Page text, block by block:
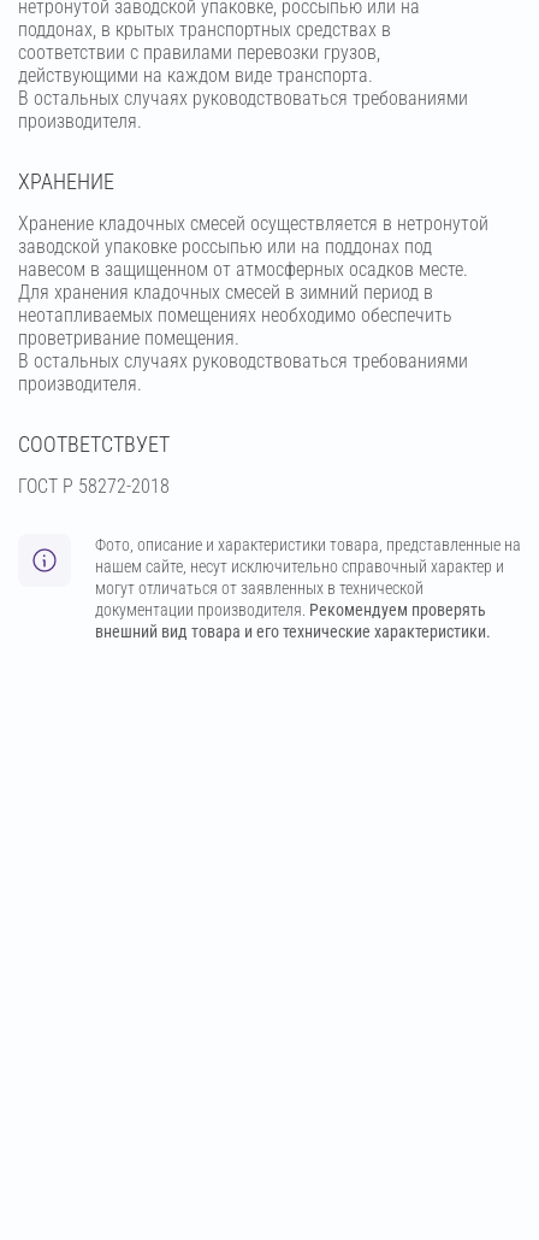
нетронутой заводской упаковке, россыпью или на
поддонах, в крытых транспортных средствах в
соответствии с правилами перевозки грузов,
действующими на каждом виде транспорта.
В остальных случаях руководствоваться требованиями
производителя.
ХРАНЕНИЕ
Хранение кладочных смесей осуществляется в нетронутой
заводской упаковке россыпью или на поддонах под
навесом в защищенном от атмосферных осадков месте.
Для хранения кладочных смесей в зимний период в
неотапливаемых помещениях необходимо обеспечить
проветривание помещения.
В остальных случаях руководствоваться требованиями
производителя.
СООТВЕТСТВУЕТ
ГОСТ Р 58272-2018
Фото, описание и характеристики товара, представленные на
нашем сайте, несут исключительно справочный характер и
могут отличаться от заявленных в технической
документации производителя. Рекомендуем проверять
внешний вид товара и его технические характеристики.